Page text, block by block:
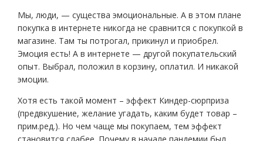
Мы, люди, — существа эмоциональные. А в этом плане
покупка в интернете никогда не сравнится с покупкой в
магазине. Там ты потрогал, прикинул и приобрел.
Эмоция есть! А в интернете — другой покупательский
опыт. Выбрал, положил в корзину, оплатил. И никакой
эмоции.
Хотя есть такой момент – эффект Киндер-сюрприза
(предвкушение, желание угадать, каким будет товар –
прим.ред.). Но чем чаще мы покупаем, тем эффект